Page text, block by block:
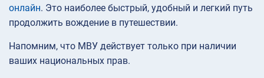
онлайн. Это наиболее быстрый, удобный и легкий путь
продолжить вождение в путешествии.
Напомним, что МВУ действует только при наличии
ваших национальных прав.